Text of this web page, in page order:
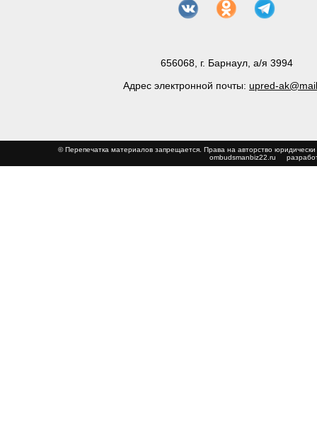
656068, г. Барнаул, а/я 3994
Адрес электронной почты: upred-
© Перепечатка материалов запрещается. Права на авторство
ombudsmanbiz22.ru